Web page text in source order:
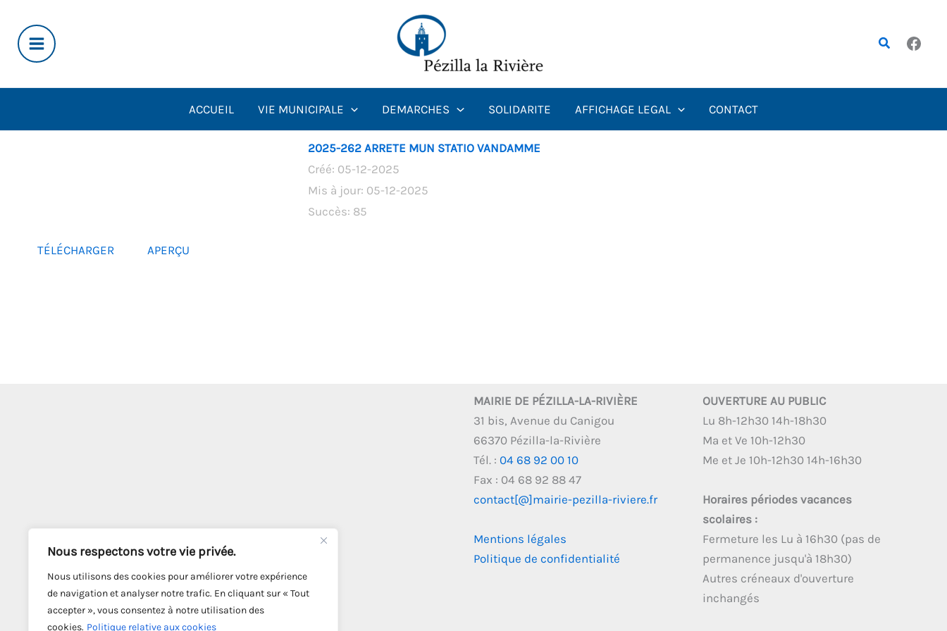
Nous respectons votre vie privée.
Nous utilisons des cookies pour améliorer votre expérience
de navigation et analyser notre trafic. En cliquant sur « Tout
accepter », vous consentez à notre utilisation des
cookies. Politique relative aux cookies
contenu
Rechercher
ACCUEIL VIE MUNICIPALE DEMARCHES SOLIDARITE AFFICHAGE LEGAL CONTACT
2025-262 ARRETE MUN STATIO VANDAMME
Créé: 05-12-2025
Mis à jour: 05-12-2025
Succès: 85
TÉLÉCHARGER APERÇU
MAIRIE DE PÉZILLA-LA-RIVIÈRE
31 bis, Avenue du Canigou
66370 Pézilla-la-Rivière
Tél. : 04 68 92 00 10
Fax : 04 68 92 88 47
contact[@]mairie-pezilla-riviere.fr
Mentions légales
Politique de confidentialité
OUVERTURE AU PUBLIC
Lu 8h-12h30 14h-18h30
Ma et Ve 10h-12h30
Me et Je 10h-12h30 14h-16h30
Horaires périodes vacances
scolaires :
Fermeture les Lu à 16h30 (pas de
permanence jusqu'à 18h30)
Autres créneaux d'ouverture
inchangés